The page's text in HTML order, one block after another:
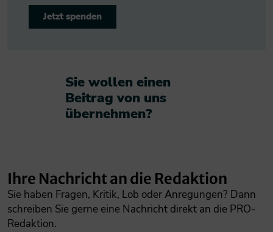
Jetzt spenden
Sie wollen einen
Beitrag von uns
übernehmen?​
Ihre Nachricht an die Redaktion
Sie haben Fragen, Kritik, Lob oder Anregungen? Dann
schreiben Sie gerne eine Nachricht direkt an die PRO-
Redaktion.